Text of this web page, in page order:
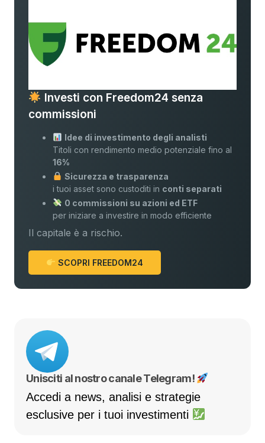
Investi con Freedom24 senza
commissioni
Idee di investimento degli analisti
Titoli con rendimento medio potenziale fino al
16%
Sicurezza e trasparenza
i tuoi asset sono custoditi in conti separati
0 commissioni su azioni ed ETF
per iniziare a investire in modo efficiente
Il capitale è a rischio.
SCOPRI FREEDOM24
Unisciti al nostro canale Telegram!
Accedi a news, analisi e strategie
esclusive per i tuoi investimenti